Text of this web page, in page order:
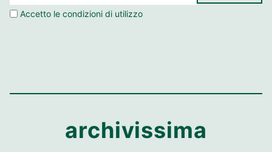
Accetto le condizioni di utilizzo
archivissima